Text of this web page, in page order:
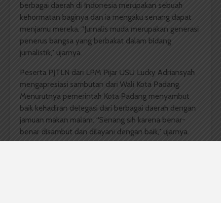
berbagai daerah di Indonesia merupakan sebuah
kehormatan baginya dan ia mengaku senang dapat
menjamu mereka. “Jurnalis muda merupakan generasi
penerus bangsa yang berbakat dalam bidang
jurnalistik,” ujarnya.
Peserta PJTLN dari LPM Pijar USU Lucky Adriansyah
mengapresiasi sambutan dari Wali Kota Padang.
Menurutnya pemerintah Kota Padang menyambut
baik kehadiran delegasi dari berbagai daerah dengan
jamuan makan malam. “Senang sih karena benar-
benar disambut dan dilayani dengan baik,” ujarnya.